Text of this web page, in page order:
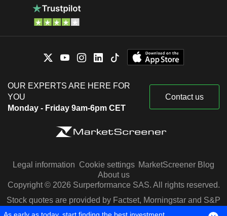
OUR EXPERTS ARE HERE FOR
YOU
Monday - Friday 9am-6pm CET
Contact us
Legal information Cookie settings MarketScreener Blog
About us
Copyright © 2026 Surperformance SAS. All rights reserved.
Stock quotes are provided by Factset, Morningstar and S&P
Capital IQ